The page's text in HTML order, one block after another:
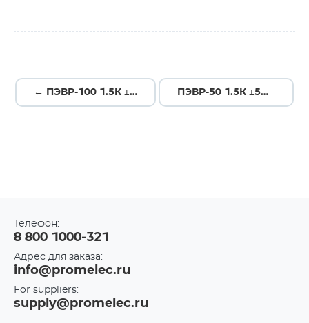
← ПЭВР-100 1.5К ±5% ПЭВР-50 1.5К ±5% →
Телефон:
8 800 1000-321
Адрес для заказа:
info@promelec.ru
For suppliers:
supply@promelec.ru